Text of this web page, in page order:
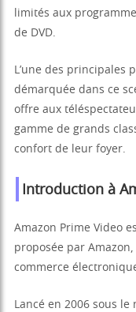
limités aux
de DVD.
L’une des principales
démarquée dans ce
offre aux
gamme de grands
confort de leur foyer.
Introduction à
Amazon Prime Video
proposée par
commerce
Lancé en 2006 sous le